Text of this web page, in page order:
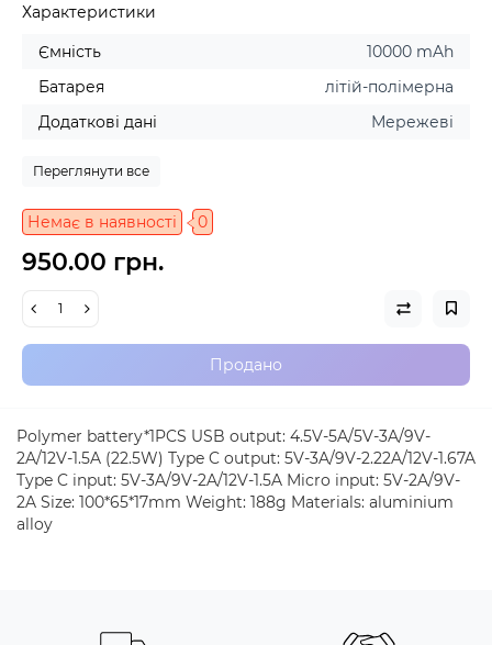
Характеристики
Ємність
10000 mAh
Батарея
літій-полімерна
Додаткові дані
Мережеві
Переглянути все
Немає в наявності 0
950.00 грн.
Продано
Polymer battery*1PCS USB output: 4.5V-5A/5V-3A/9V-
2A/12V-1.5A (22.5W) Type C output: 5V-3A/9V-2.22A/12V-1.67A
Type C input: 5V-3A/9V-2A/12V-1.5A Micro input: 5V-2A/9V-
2A Size: 100*65*17mm Weight: 188g Materials: aluminium
alloy